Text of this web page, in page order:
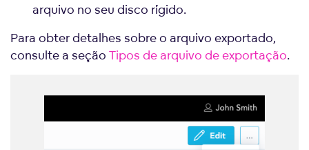
arquivo no seu disco rígido.
Para obter detalhes sobre o arquivo exportado,
consulte a seção Tipos de arquivo de exportação.